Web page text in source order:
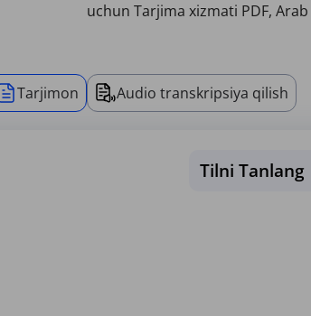
uchun Tarjima xizmati PDF,
Tarjimon Audio transkripsiya qilish
Tilni Tanlang